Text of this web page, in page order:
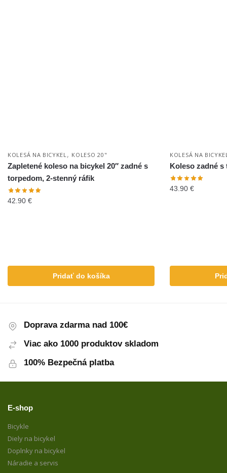
KOLESÁ NA BICYKEL, KOLESO 20"
Zapletené koleso na bicykel 20″ zadné s
torpedom, 2-stenný ráfik
42.90 €
Pridať do košíka
KOLESÁ NA
Koleso zadné s
43.90 €
Doprava zdarma nad 100€
Viac ako 1000 produktov skladom
100% Bezpečná platba
E-shop
Bicykle
Diely na bicykel
Doplnky na bicykel
Náradie a servis